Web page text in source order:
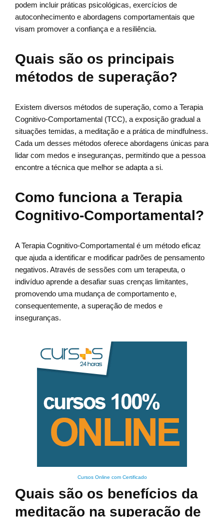
podem incluir práticas psicológicas, exercícios de
autoconhecimento e abordagens comportamentais que
visam promover a confiança e a resiliência.
Quais são os principais
métodos de superação?
Existem diversos métodos de superação, como a Terapia
Cognitivo-Comportamental (TCC), a exposição gradual a
situações temidas, a meditação e a prática de mindfulness.
Cada um desses métodos oferece abordagens únicas para
lidar com medos e inseguranças, permitindo que a pessoa
encontre a técnica que melhor se adapta a si.
Como funciona a Terapia
Cognitivo-Comportamental?
A Terapia Cognitivo-Comportamental é um método eficaz
que ajuda a identificar e modificar padrões de pensamento
negativos. Através de sessões com um terapeuta, o
indivíduo aprende a desafiar suas crenças limitantes,
promovendo uma mudança de comportamento e,
consequentemente, a superação de medos e
inseguranças.
Cursos Online com Certificado
Quais são os benefícios da
meditação na superação de